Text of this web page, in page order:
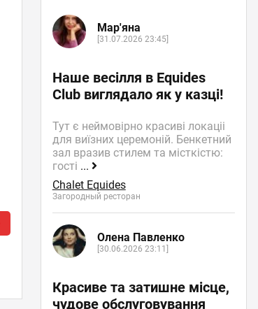
Мар'яна
[31.07.2026 23:45]
Наше весілля в Equides
Club виглядало як у казці!
Тут є неймовірно красиві локаціі
для виїзних церемоній. Бенкетний
зал вразив стилем та місткістю:
гості ...
Chalet Equides
Загородный ресторан
Олена Павленко
[30.06.2026 23:11]
Красиве та затишне місце,
чудове обслуговування